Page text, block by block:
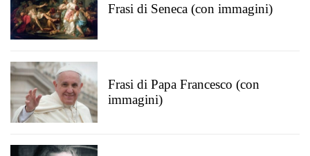
Frasi di Seneca (con immagini)
Frasi di Papa Francesco (con
immagini)